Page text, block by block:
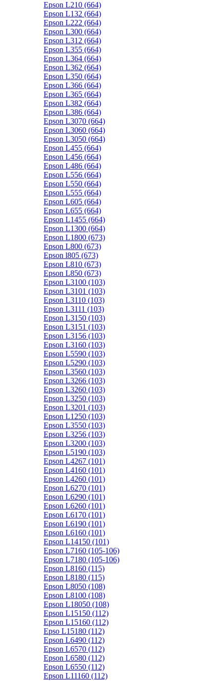
Epson L210 (664)
Epson L132 (664)
Epson L222 (664)
Epson L300 (664)
Epson L312 (664)
Epson L355 (664)
Epson L364 (664)
Epson L362 (664)
Epson L350 (664)
Epson L366 (664)
Epson L365 (664)
Epson L382 (664)
Epson L386 (664)
Epson L3070 (664)
Epson L3060 (664)
Epson L3050 (664)
Epson L455 (664)
Epson L456 (664)
Epson L486 (664)
Epson L556 (664)
Epson L550 (664)
Epson L555 (664)
Epson L605 (664)
Epson L655 (664)
Epson L1455 (664)
Epson L1300 (664)
Epson L1800 (673)
Epson L800 (673)
Epson l805 (673)
Epson L810 (673)
Epson L850 (673)
Epson L3100 (103)
Epson L3101 (103)
Epson L3110 (103)
Epson L3111 (103)
Epson L3150 (103)
Epson L3151 (103)
Epson L3156 (103)
Epson L3160 (103)
Epson L5590 (103)
Epson L5290 (103)
Epson L3560 (103)
Epson L3266 (103)
Epson L3260 (103)
Epson L3250 (103)
Epson L3201 (103)
Epson L1250 (103)
Epson L3550 (103)
Epson L3256 (103)
Epson L3200 (103)
Epson L5190 (103)
Epson L4267 (101)
Epson L4160 (101)
Epson L4260 (101)
Epson L6270 (101)
Epson L6290 (101)
Epson L6260 (101)
Epson L6170 (101)
Epson L6190 (101)
Epson L6160 (101)
Epson L14150 (101)
Epson L7160 (105-106)
Epson L7180 (105-106)
Epson L8160 (115)
Epson L8180 (115)
Epson L8050 (108)
Epson L8100 (108)
Epson L18050 (108)
Epson L15150 (112)
Epson L15160 (112)
Epso L15180 (112)
Epson L6490 (112)
Epson L6570 (112)
Epson L6580 (112)
Epson L6550 (112)
Epson L11160 (112)